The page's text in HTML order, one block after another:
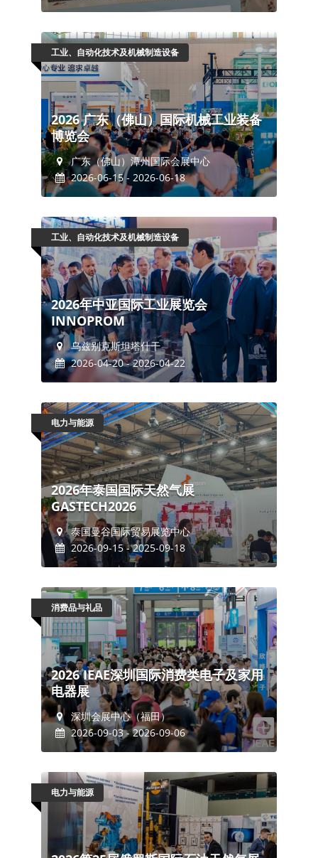
工业、自动化技术及机械制造设备
2026 广东（佛山）国际机械工业装备
博览会
广东（佛山）潭州国际会展中心
2026-06-15 - 2026-06-18
工业、自动化技术及机械制造设备
2026年中亚国际工业展览会
INNOPROM
乌兹别克斯坦塔什干
2026-04-20 - 2026-04-22
电力与能源
2026年泰国国际天然气展
GASTECH2026
泰国曼谷国际贸易展览中心
2026-09-15 - 2025-09-18
消费品与礼品
2026 IEAE深圳国际消费类电子及家用
电器展
深圳会展中心（福田）
2026-09-03 - 2026-09-06
电力与能源